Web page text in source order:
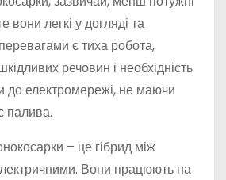
вони легкі у догляді та
перевагами є тиха робота,
речовин і необхідність
до електромережі, не маючи
палива.
– це гібрид між
Вони працюють на